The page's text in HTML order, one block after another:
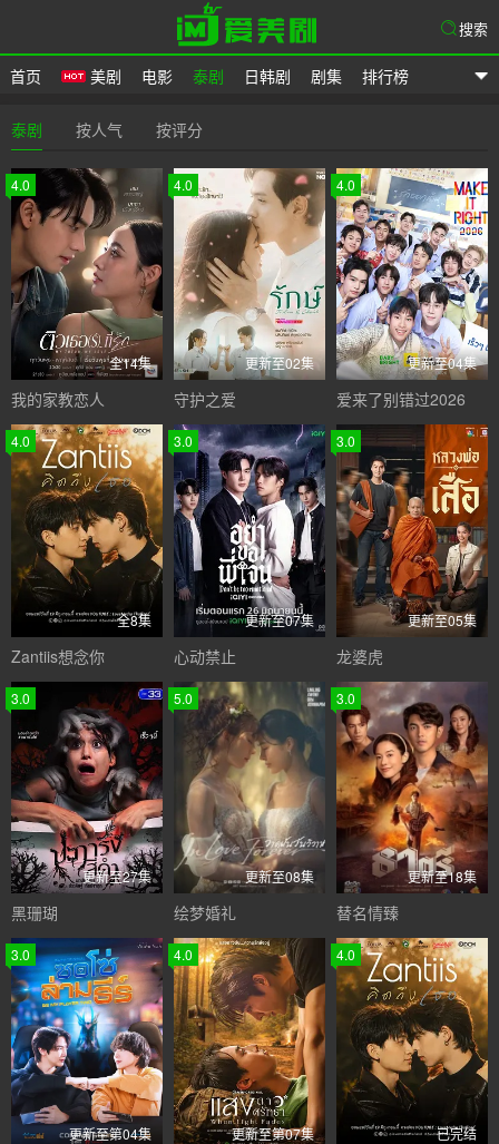
首页 美剧 电影 泰剧 日韩剧 剧集 排行榜
搜索
泰剧 按人气 按评分
4.0
全14集
我的家教恋人
4.0
更新至02集
守护之爱
4.0
更新至04集
爱来了别错过2026
4.0
全8集
Zantiis想念你
3.0
更新至07集
心动禁止
3.0
更新至05集
龙婆虎
3.0
更新至27集
黑珊瑚
5.0
更新至08集
绘梦婚礼
3.0
更新至18集
替名情臻
3.0
更新至第04集
4.0
更新至第07集
4.0
已完结